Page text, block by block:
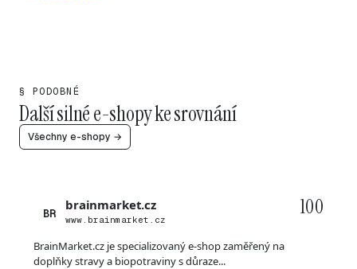
§ PODOBNÉ
Další silné e-shopy ke srovnání
Všechny e-shopy →
BR
brainmarket.cz
www.brainmarket.cz
100
BrainMarket.cz je specializovaný e-shop zaměřený na
doplňky stravy a biopotraviny s důraze...